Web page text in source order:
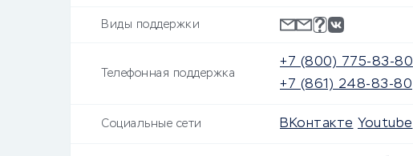
Виды поддержки
Телефонная поддержка
+7 (800) 775-83-80
+7 (861) 248-83-80
Социальные сети ВКонтакте Youtube